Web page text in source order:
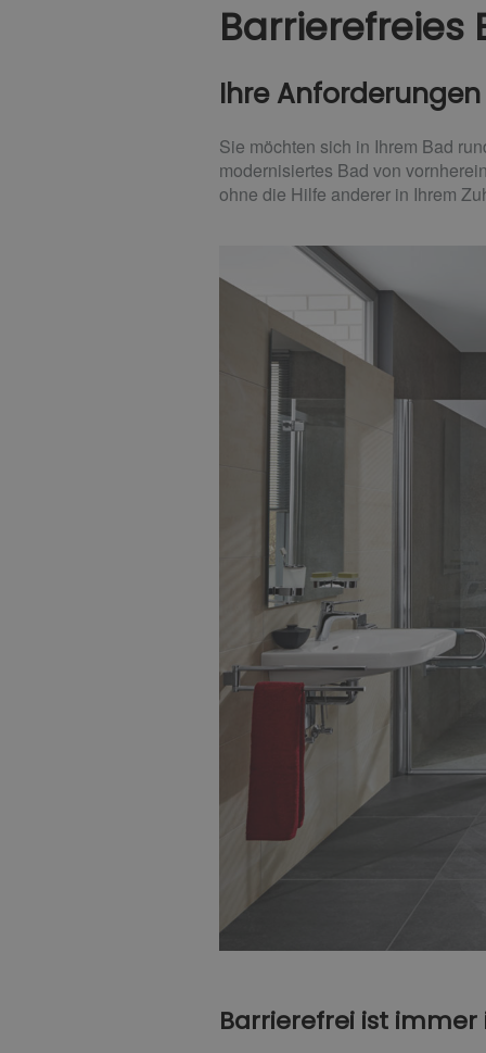
Barrierefreies
Ihre
Sie möchten sich in Ihrem Bad
modernisiertes Bad von
ohne die Hilfe anderer in Ihrem
Barrierefrei ist immer